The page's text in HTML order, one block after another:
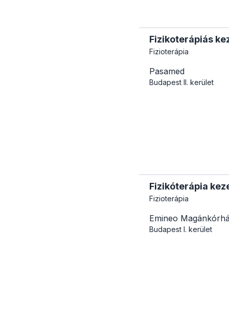
Fizikoterápiás
Fizioterápia
Pasamed
Budapest II. kerület
Fizikóterápia
Fizioterápia
Emineo
Budapest I. kerület